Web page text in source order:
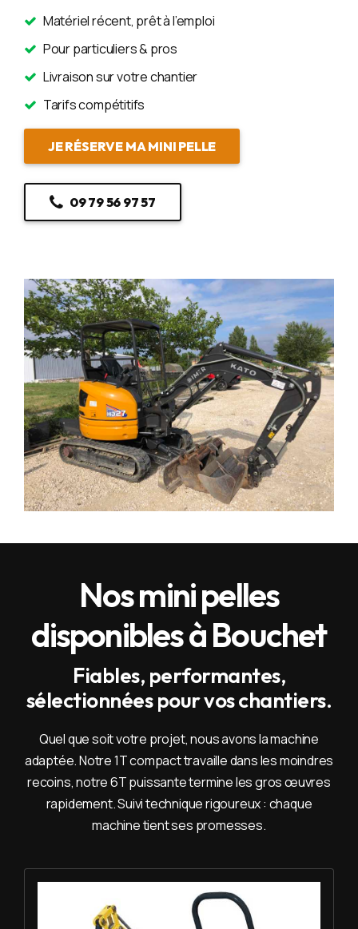
Matériel récent, prêt à l’emploi
Pour particuliers & pros
Livraison sur votre chantier
Tarifs compétitifs
JE RÉSERVE MA MINI PELLE
09 79 56 97 57
Nos mini pelles
disponibles à Bouchet
Fiables, performantes,
sélectionnées pour vos chantiers.
Quel que soit votre projet, nous avons la machine
adaptée. Notre 1T compact travaille dans les moindres
recoins, notre 6T puissante termine les gros œuvres
rapidement. Suivi technique rigoureux : chaque
machine tient ses promesses.
Louer Mini pelle 1T - Yanmar SV 08